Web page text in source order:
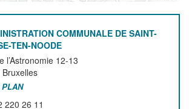
COMMUNALE DE SAINT-
TEN-NOODE
l’Astronomie 12-13
Bruxelles
PLAN
220 26 11